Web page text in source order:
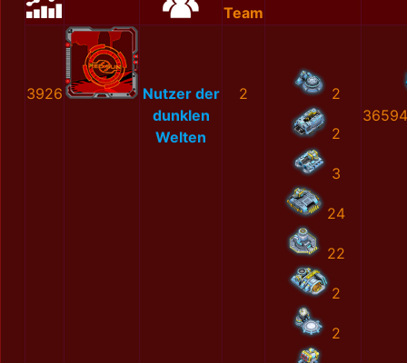
Team
3926
Nutzer der
dunklen
Welten
2 2
2
3
24
22
2
2